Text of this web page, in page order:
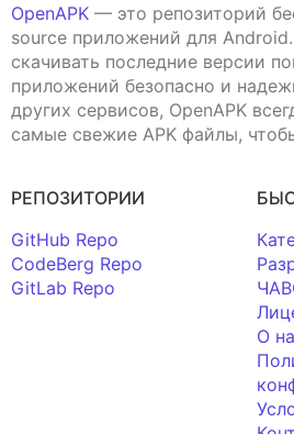
OpenAPK — это репозиторий
source приложений для
скачивать последние версии
приложений безопасно и
других сервисов, OpenAPK
самые свежие APK файлы,
РЕПОЗИТОРИИ
GitHub Repo
CodeBerg Repo
GitLab Repo
О